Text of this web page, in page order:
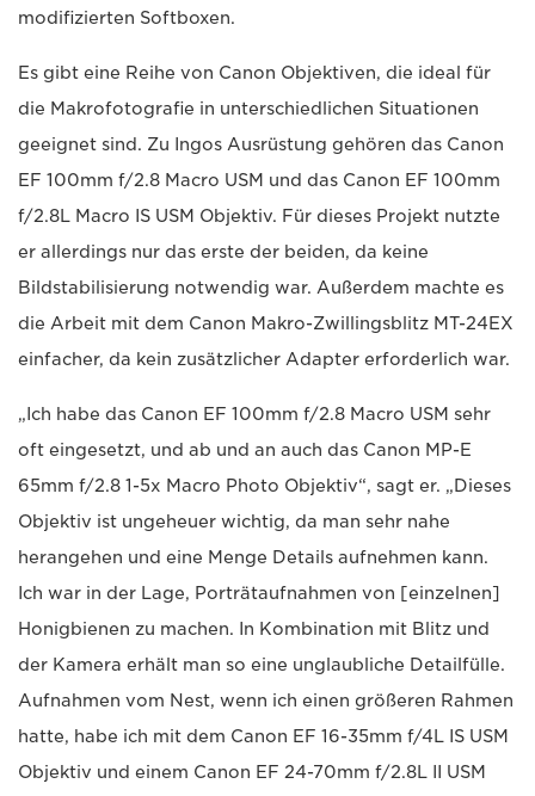
modifizierten Softboxen.
Es gibt eine Reihe von Canon Objektiven, die ideal für
die Makrofotografie in unterschiedlichen Situationen
geeignet sind. Zu Ingos Ausrüstung gehören das Canon
EF 100mm f/2.8 Macro USM und das Canon EF 100mm
f/2.8L Macro IS USM Objektiv. Für dieses Projekt nutzte
er allerdings nur das erste der beiden, da keine
Bildstabilisierung notwendig war. Außerdem machte es
die Arbeit mit dem Canon Makro-Zwillingsblitz MT-24EX
einfacher, da kein zusätzlicher Adapter erforderlich war.
„Ich habe das Canon EF 100mm f/2.8 Macro USM sehr
oft eingesetzt, und ab und an auch das Canon MP-E
65mm f/2.8 1-5x Macro Photo Objektiv“, sagt er. „Dieses
Objektiv ist ungeheuer wichtig, da man sehr nahe
herangehen und eine Menge Details aufnehmen kann.
Ich war in der Lage, Porträtaufnahmen von [einzelnen]
Honigbienen zu machen. In Kombination mit Blitz und
der Kamera erhält man so eine unglaubliche Detailfülle.
Aufnahmen vom Nest, wenn ich einen größeren Rahmen
hatte, habe ich mit dem Canon EF 16-35mm f/4L IS USM
Objektiv und einem Canon EF 24-70mm f/2.8L II USM